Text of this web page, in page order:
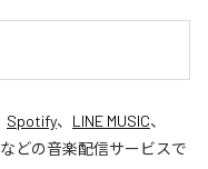
Spotify、 LINE MUSIC、
などの音楽配信サービスで